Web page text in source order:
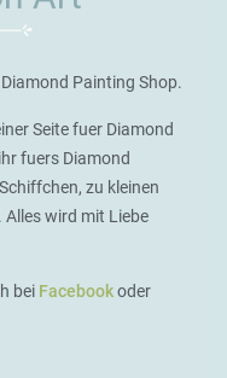
Painting Shop.
Seite fuer Diamond
fuers Diamond
zu kleinen
wird mit Liebe
bei Facebookoder